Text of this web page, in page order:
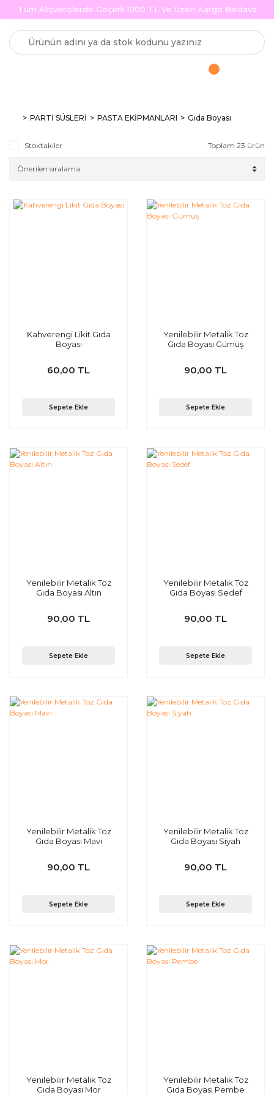
Tüm Alışverişlerde Geçerli 1000 TL Ve Üzeri Kargo Bedava
PARTİ SÜSLERİ PASTA EKİPMANLARI Gıda Boyası
Stoktakiler Toplam 23 ürün
Kahverengi Likit Gıda
Boyası
60,00 TL
Sepete Ekle
Yenilebilir Metalik Toz
Gıda Boyası Gümüş
90,00 TL
Sepete Ekle
Yenilebilir Metalik Toz
Gıda Boyası Altın
90,00 TL
Sepete Ekle
Yenilebilir Metalik Toz
Gıda Boyası Sedef
90,00 TL
Sepete Ekle
Yenilebilir Metalik Toz
Gıda Boyası Mavi
90,00 TL
Sepete Ekle
Yenilebilir Metalik Toz
Gıda Boyası Siyah
90,00 TL
Sepete Ekle
Yenilebilir Metalik Toz
Gıda Boyası Mor
Yenilebilir Metalik Toz
Gıda Boyası Pembe